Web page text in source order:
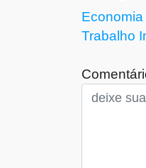
Economia
Trabalho